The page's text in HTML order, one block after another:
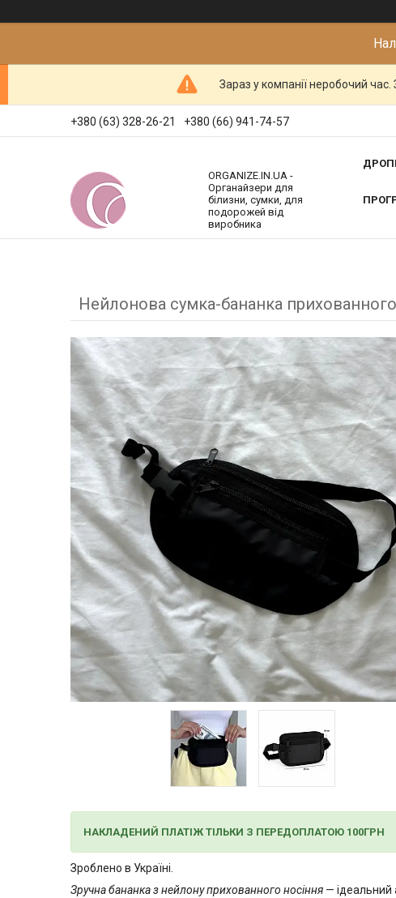
Зараз у компанії неробочий
+380 (63) 328-26-21 +380 (66) 941-74-57
ORGANIZE.IN.UA -
Органайзери для
білизни, сумки, для
подорожей від
виробника
Нейлонова сумка-бананка
НАКЛАДЕНИЙ ПЛАТІЖ ТІЛЬКИ З ПЕРЕДОПЛАТОЮ 100ГРН
Зроблено в Україні.
Зручна бананка з нейлону прихованного носіння — ідеальний